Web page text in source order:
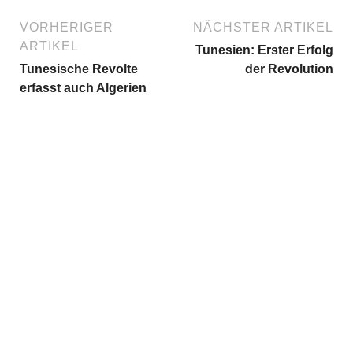
VORHERIGER
ARTIKEL
Tunesische Revolte
erfasst auch Algerien
NÄCHSTER ARTIKEL
Tunesien: Erster Erfolg
der Revolution